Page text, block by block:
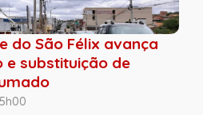
do São Félix avança
e substituição de